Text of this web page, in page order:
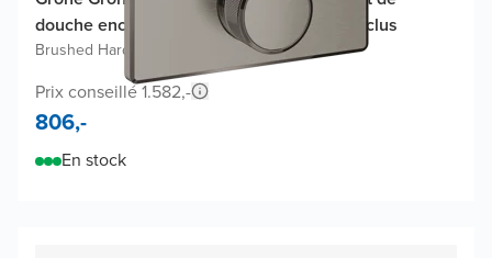
douche encastré, élément encastré non inclus
Brushed Hard Graphite
Prix conseillé 1.582,-
806,-
En stock